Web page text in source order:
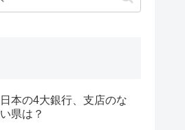
日本の4大銀行、支店のな
い県は？